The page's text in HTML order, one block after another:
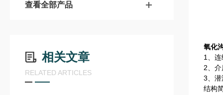
查看全部产品
相关文章
RELATED ARTICLES
氧化
1、
2、
3、
结构